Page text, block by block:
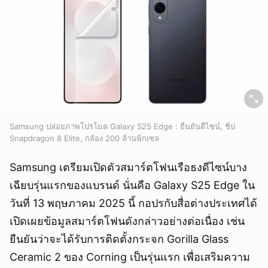
Samsung ปล่อยภาพโปรโมต Galaxy S25 Edge : ยืนยันดีไซน์, ชิป
Snapdragon 8 Elite, กล้อง 200 ล้านพิกเซล
Samsung เตรียมเปิดตัวสมาร์ตโฟนเรือธงดีไซน์บาง
เฉียบรุ่นแรกของแบรนด์ นั่นคือ Galaxy S25 Edge ใน
วันที่ 13 พฤษภาคม 2025 นี้ กอปรกับสื่อต่างประเทศได้
เปิดเผยข้อมูลสมาร์ตโฟนดังกล่าวอย่างต่อเนื่อง เช่น
ยืนยันว่าจะได้รับการติดตั้งกระจก Gorilla Glass
Ceramic 2 ของ Corning เป็นรุ่นแรก เพื่อเสริมความ